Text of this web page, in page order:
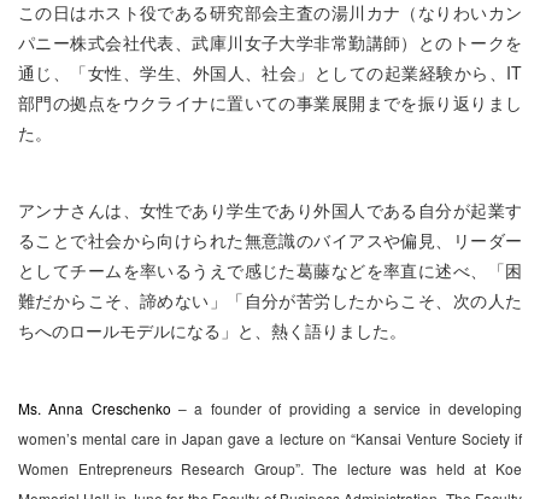
この日はホスト役である研究部会主査の湯川カナ（なりわいカン
パニー株式会社代表、武庫川女子大学非常勤講師）とのトークを
通じ、「女性、学生、外国人、社会」としての起業経験から、IT
部門の拠点をウクライナに置いての事業展開までを振り返りまし
た。
アンナさんは、女性であり学生であり外国人である自分が起業す
ることで社会から向けられた無意識のバイアスや偏見、リーダー
としてチームを率いるうえで感じた葛藤などを率直に述べ、「困
難だからこそ、諦めない」「自分が苦労したからこそ、次の人た
ちへのロールモデルになる」と、熱く語りました。
Ms. Anna Creschenko – a founder of providing a service in developing
women’s mental care in Japan gave a lecture on “Kansai Venture Society if
Women Entrepreneurs Research Group”. The lecture was held at Koe